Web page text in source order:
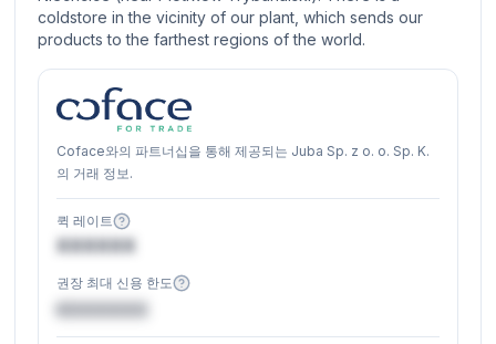
coldstore in the vicinity of our plant, which sends our
products to the farthest regions of the world.
Coface와의 파트너십을 통해 제공되는 Juba Sp. z o. o. Sp. K.
의 거래 정보.
퀵 레이트
XXXXXX
권장 최대 신용 한도
€XXXXXX